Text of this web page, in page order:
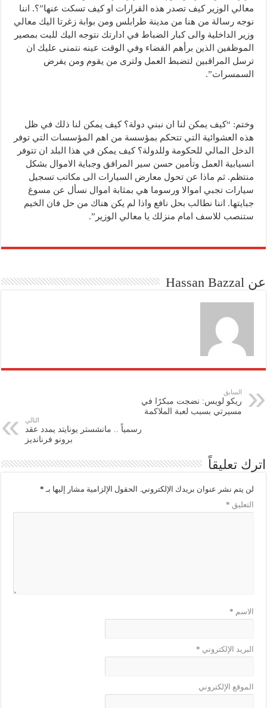
معالي الوزير كيف تصدر هذه القرارات او كيف تسكت عنها”؟. اننا
نوجه رسالة من هنا من مدينة طرابلس ومن بوابة زغرتا اليك معالي
وزير الداخلية والى كبار الضباط في ادارتك نتوجه اليك للبت بمصير
الموظفين الذين برأهم القضاء وفي الوقت عينه نتمنى عليك ان
ترسل المراقبين لتضبط العمل ولترى من يقوم ومن يفرض
السمسرات”.
وختم: “كيف يمكن لنا ان نبني دولة؟ كيف يمكن لنا ذلك في ظل
هذه العشوائية التي تتحكم بمؤسسة من اهم المؤسسات التي توفر
الدخل المالي للحكومة وللدولة؟ كيف يمكن في هذا البلد ان تتوفر
انسيابية العمل وتأمين حسن سير المرافق وجباية الاموال بشكل
منتظم. ثم ماذا عن تحول معارض السيارات الى مكاتب تسجيل
سيارات تجبي اموالا ورسوما هي بمثابة اموال نسأل عن مسوغ
جبايتها. اننا نطالب بحل نافع واذا لم يكن هناك من حل فان الخيم
ستنصب للاسف امام منزلك يا معالي الوزير”.
عن Hassan Bazzal
السابق
ريكو لويس: نضجت مبكرًا في
مسيرتي بسبب لعبة الملاكمة
التالي
رسمياً .. مانشستر يونايتد يمدد عقد
برونو فرنانديز
اترك تعليقاً
لن يتم نشر عنوان بريدك الإلكتروني. الحقول الإلزامية مشار إليها بـ *
التعليق *
الاسم *
البريد الإلكتروني *
الموقع الإلكتروني